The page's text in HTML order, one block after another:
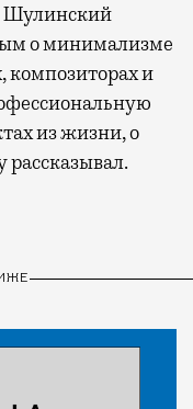
Шулинский
о минимализме
композиторах и
из жизни, о